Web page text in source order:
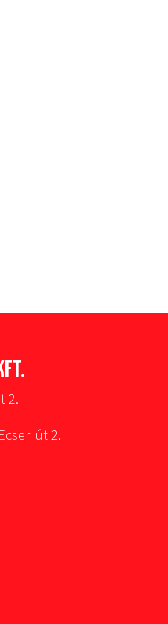
2.
út 2.